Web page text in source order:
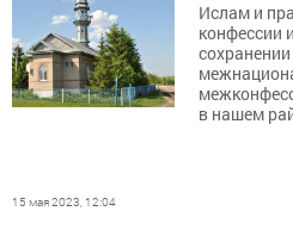
Ислам и
конфессии
в нашем
15 мая 2023, 12:04